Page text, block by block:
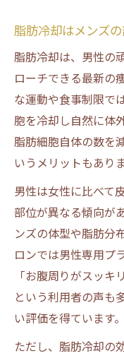
脂肪冷却はメンズ
脂肪冷却は、男性の
ローチできる最新の
な運動や食事制限で
胞を冷却し自然に体
脂肪細胞自体の数を
いうメリットもありま
男性は女性に比べて
部位が異なる傾向が
ンズの体型や脂肪分
ロンでは男性専用プ
「お腹周りがスッキ
という利用者の声も
い評価を得ています。
ただし、脂肪冷却の